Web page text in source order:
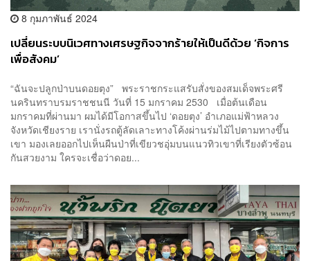
8 กุมภาพันธ์ 2024
เปลี่ยนระบบนิเวศทางเศรษฐกิจจากร้ายให้เป็นดีด้วย ‘กิจการ
เพื่อสังคม’
“ฉันจะปลูกป่าบนดอยตุง” พระราชกระแสรับสั่งของสมเด็จพระศรี
นครินทราบรมราชชนนี วันที่ 15 มกราคม 2530 เมื่อต้นเดือน
มกราคมที่ผ่านมา ผมได้มีโอกาสขึ้นไป ‘ดอยตุง’ อำเภอแม่ฟ้าหลวง
จังหวัดเชียงราย เรานั่งรถตู้ลัดเลาะทางโค้งผ่านร่มไม้ไปตามทางขึ้น
เขา มองเลยออกไปเห็นผืนป่าที่เขียวชอุ่มบนแนวทิวเขาที่เรียงตัวซ้อน
กันสวยงาม ใครจะเชื่อว่าดอย...